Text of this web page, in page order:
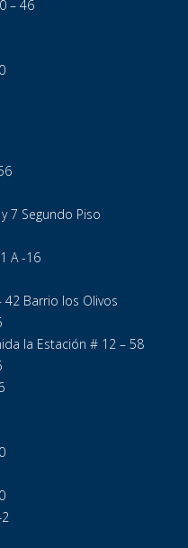
– 46
7 Segundo Piso
A -16
42 Barrio los Olivos
la Estación # 12 – 58